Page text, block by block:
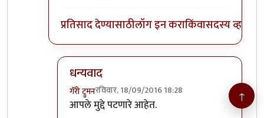
प्रतिसाद देण्यासाठीलॉग इन कराकिंवासदस्य व्हा
धन्यवाद
गॅरी ट्रुमनरविवार, 18/09/2016 18:28
In reply toआपले मुद्दे पटणारे आहेत. आचार by
आपले मुद्दे पटणारे आहेत.
↑